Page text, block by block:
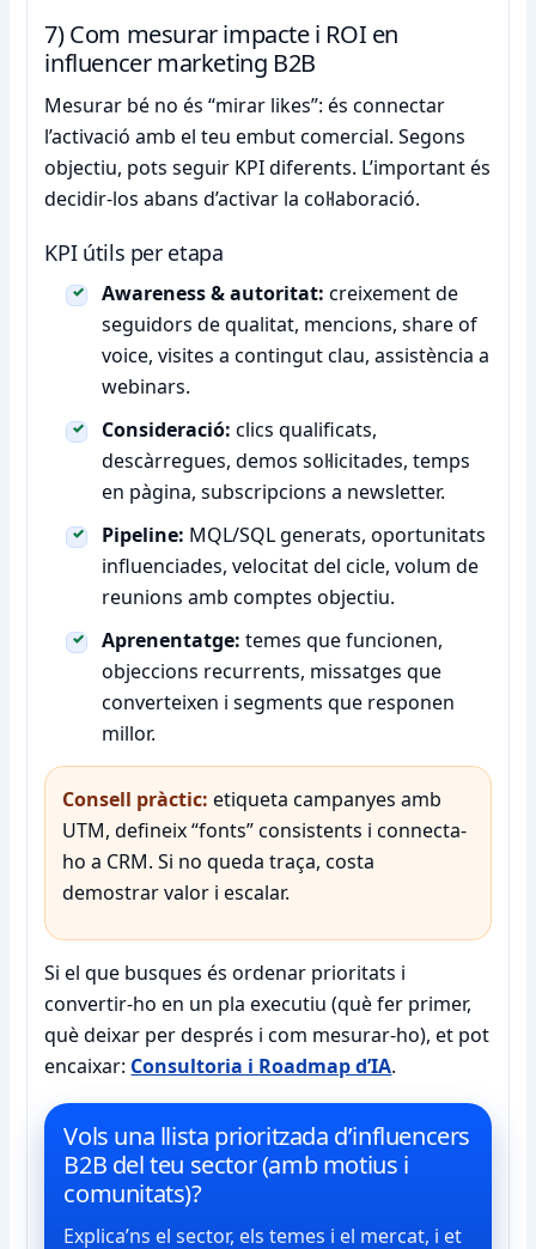
7) Com mesurar impacte i ROI en
influencer marketing B2B
Mesurar bé no és “mirar likes”: és connectar
l’activació amb el teu embut comercial. Segons
objectiu, pots seguir KPI diferents. L’important és
decidir-los abans d’activar la col·laboració.
KPI útils per etapa
Awareness & autoritat: creixement de
seguidors de qualitat, mencions, share of
voice, visites a contingut clau, assistència a
webinars.
Consideració: clics qualificats,
descàrregues, demos sol·licitades, temps
en pàgina, subscripcions a newsletter.
Pipeline: MQL/SQL generats, oportunitats
influenciades, velocitat del cicle, volum de
reunions amb comptes objectiu.
Aprenentatge: temes que funcionen,
objeccions recurrents, missatges que
converteixen i segments que responen
millor.
Consell pràctic: etiqueta campanyes amb
UTM, defineix “fonts” consistents i connecta-
ho a CRM. Si no queda traça, costa
demostrar valor i escalar.
Si el que busques és ordenar prioritats i
convertir-ho en un pla executiu (què fer primer,
què deixar per després i com mesurar-ho), et pot
encaixar: Consultoria i Roadmap d’IA.
Vols una llista prioritzada d’influencers
B2B del teu sector (amb motius i
comunitats)?
Explica’ns el sector, els temes i el mercat, i et